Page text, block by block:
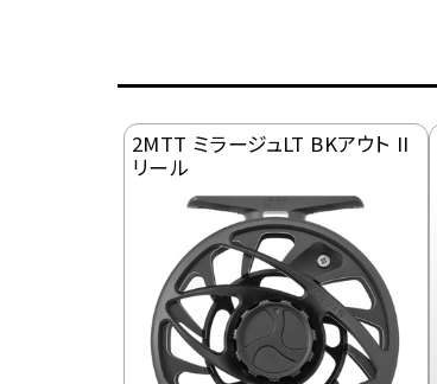
2MTT ミラージュLT BKアウト II
リール